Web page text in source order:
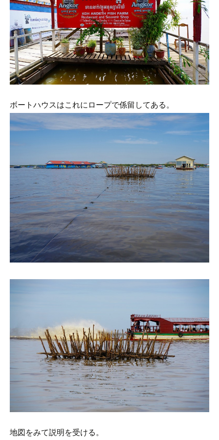
ボートハウスはこれにロープで係留してある。
地図をみて説明を受ける。